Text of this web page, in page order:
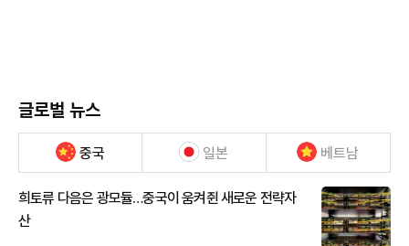
글로벌 뉴스
중국 일본 베트남
희토류 다음은 광모듈…중국이 움켜쥔 새로운 전략자
산